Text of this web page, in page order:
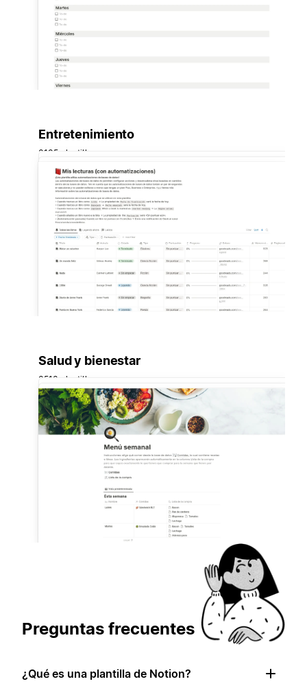
Entretenimiento
3135 plantillas
Salud y bienestar
3513 plantillas
Preguntas frecuentes
¿Qué es una plantilla de Notion?